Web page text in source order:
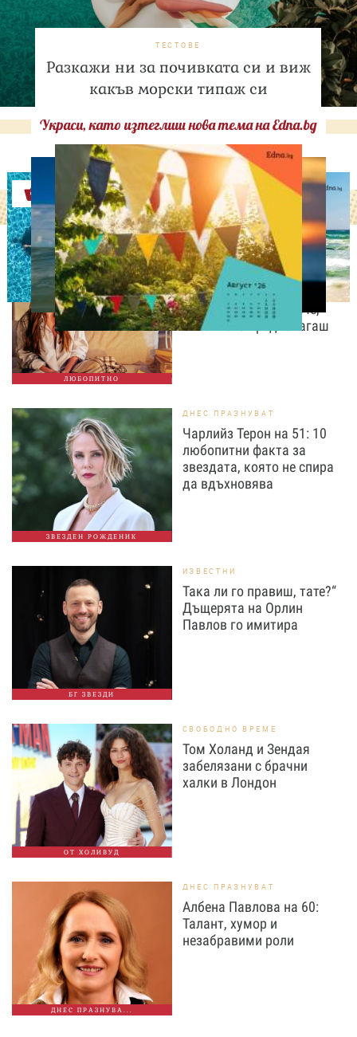
ТЕСТОВЕ
Разкажи ни за почивката си и виж
какъв морски типаж си
Украси, като изтеглиш нова тема на Edna.bg
Оферти
ЛЮБОПИТНО
ЛЮБОПИТНО
Коя си ти след 20:00
часа? Вечерните навици
издават много повече,
отколкото предполагаш
ЗВЕЗДЕН РОЖДЕНИК
ДНЕС ПРАЗНУВАТ
Чарлийз Терон на 51: 10
любопитни факта за
звездата, която не спира
да вдъхновява
БГ ЗВЕЗДИ
ИЗВЕСТНИ
Така ли го правиш, тате?“
Дъщерята на Орлин
Павлов го имитира
ОТ ХОЛИВУД
СВОБОДНО ВРЕМЕ
Том Холанд и Зендая
забелязани с брачни
халки в Лондон
ДНЕС ПРАЗНУВА...
ДНЕС ПРАЗНУВАТ
Албена Павлова на 60:
Талант, хумор и
незабравими роли